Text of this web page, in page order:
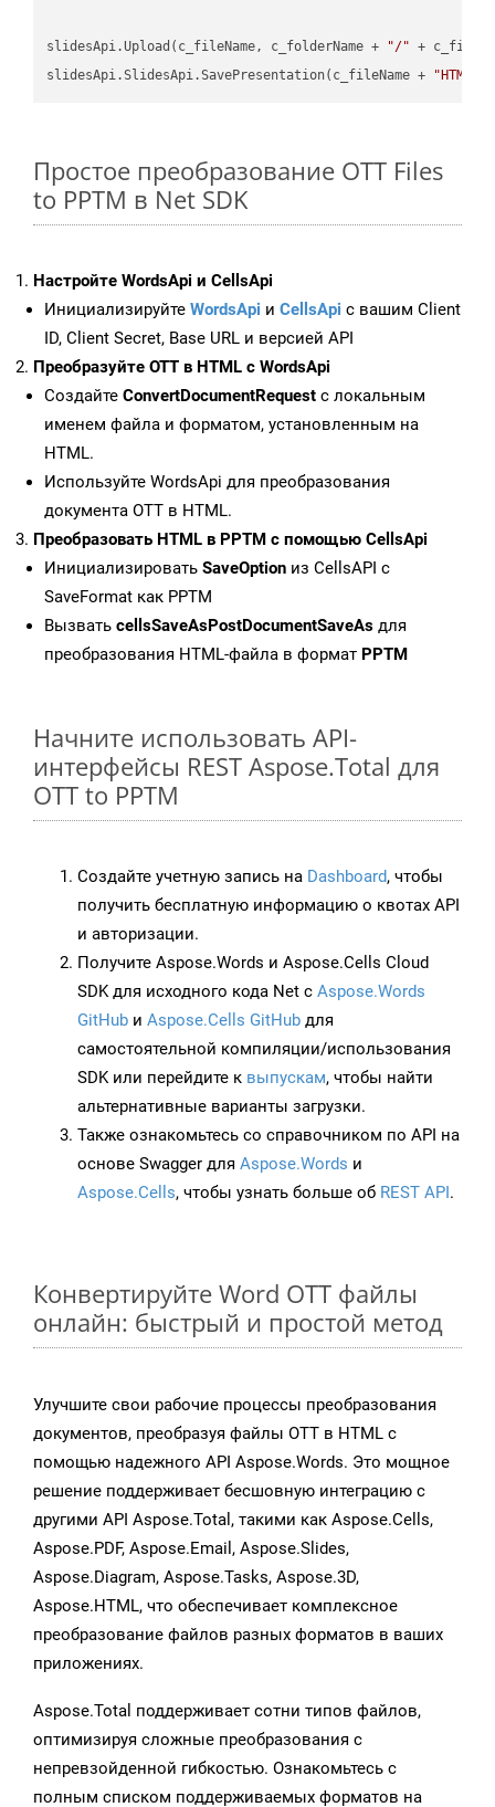
slidesApi.Upload(c_fileName, c_folderName + "/" +
slidesApi.SlidesApi.SavePresentation(c_fileName +
"HTML"
Простое преобразование OTT Files
to PPTM в Net SDK
Настройте WordsApi и CellsApi
Инициализируйте WordsApi и CellsApi с вашим Client
ID, Client Secret, Base URL и версией API
Преобразуйте OTT в HTML с WordsApi
Создайте ConvertDocumentRequest с локальным
именем файла и форматом, установленным на
HTML.
Используйте WordsApi для преобразования
документа OTT в HTML.
Преобразовать HTML в PPTM с помощью CellsApi
Инициализировать SaveOption из CellsAPI с
SaveFormat как PPTM
Вызвать cellsSaveAsPostDocumentSaveAs для
преобразования HTML-файла в формат PPTM
Начните использовать API-
интерфейсы REST Aspose.Total для
OTT to PPTM
Создайте учетную запись на Dashboard, чтобы
получить бесплатную информацию о квотах API
и авторизации.
Получите Aspose.Words и Aspose.Cells Cloud
SDK для исходного кода Net с Aspose.Words
GitHub и Aspose.Cells GitHub для
самостоятельной компиляции/использования
SDK или перейдите к выпускам, чтобы найти
альтернативные варианты загрузки.
Также ознакомьтесь со справочником по API на
основе Swagger для Aspose.Words и
Aspose.Cells, чтобы узнать больше об REST API.
Конвертируйте Word OTT файлы
онлайн: быстрый и простой метод
Улучшите свои рабочие процессы преобразования
документов, преобразуя файлы OTT в HTML с
помощью надежного API Aspose.Words. Это мощное
решение поддерживает бесшовную интеграцию с
другими API Aspose.Total, такими как Aspose.Cells,
Aspose.PDF, Aspose.Email, Aspose.Slides,
Aspose.Diagram, Aspose.Tasks, Aspose.3D,
Aspose.HTML, что обеспечивает комплексное
преобразование файлов разных форматов в ваших
приложениях.
Aspose.Total поддерживает сотни типов файлов,
оптимизируя сложные преобразования с
непревзойденной гибкостью. Ознакомьтесь с
полным списком поддерживаемых форматов на